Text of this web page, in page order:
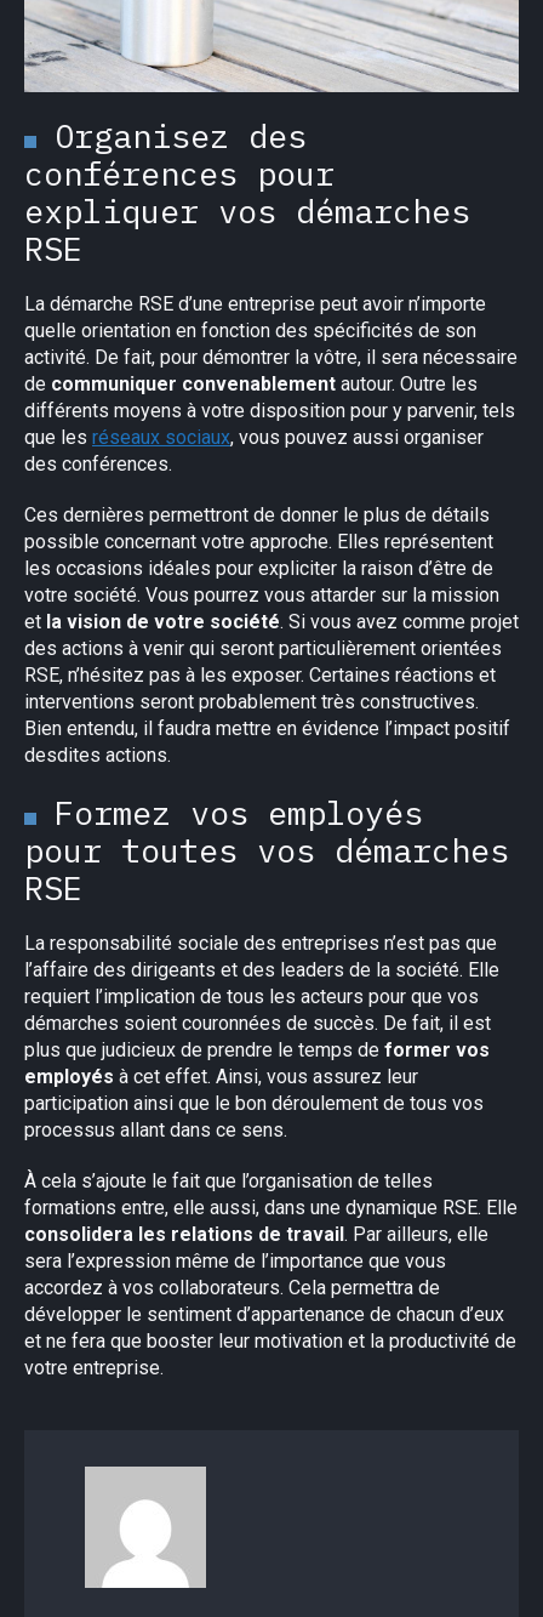
Organisez des
conférences pour
expliquer vos démarches
RSE
La démarche RSE d’une entreprise peut avoir n’importe
quelle orientation en fonction des spécificités de son
activité. De fait, pour démontrer la vôtre, il sera nécessaire
de communiquer convenablement autour. Outre les
différents moyens à votre disposition pour y parvenir, tels
que les réseaux sociaux, vous pouvez aussi organiser
des conférences.
Ces dernières permettront de donner le plus de détails
possible concernant votre approche. Elles représentent
les occasions idéales pour expliciter la raison d’être de
votre société. Vous pourrez vous attarder sur la mission
et la vision de votre société. Si vous avez comme projet
des actions à venir qui seront particulièrement orientées
RSE, n’hésitez pas à les exposer. Certaines réactions et
interventions seront probablement très constructives.
Bien entendu, il faudra mettre en évidence l’impact positif
desdites actions.
Formez vos employés
pour toutes vos démarches
RSE
La responsabilité sociale des entreprises n’est pas que
l’affaire des dirigeants et des leaders de la société. Elle
requiert l’implication de tous les acteurs pour que vos
démarches soient couronnées de succès. De fait, il est
plus que judicieux de prendre le temps de former vos
employés à cet effet. Ainsi, vous assurez leur
participation ainsi que le bon déroulement de tous vos
processus allant dans ce sens.
À cela s’ajoute le fait que l’organisation de telles
formations entre, elle aussi, dans une dynamique RSE. Elle
consolidera les relations de travail . Par ailleurs, elle
sera l’expression même de l’importance que vous
accordez à vos collaborateurs. Cela permettra de
développer le sentiment d’appartenance de chacun d’eux
et ne fera que booster leur motivation et la productivité de
votre entreprise.